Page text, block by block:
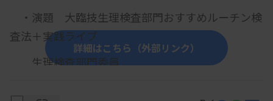
・演題 大臨技生理検査部門おすすめルーチン検
査法＋実践ライブ
生理検査部門委員
詳細はこちら（外部リンク）